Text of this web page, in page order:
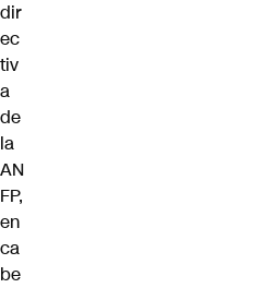
dir
ec
tiv
a
de
la
AN
FP,
en
ca
be